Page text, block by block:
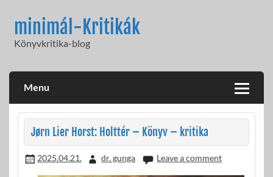
contentminimál-Kritikák
Könyvkritika-blog
Menu
Jørn Lier Horst: Holttér – Könyv – kritika
2025.04.21. dr. gunga Leave a comment